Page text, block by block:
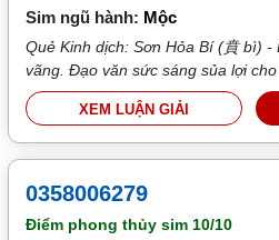
Sim ngũ hành: Mộc
Quẻ Kinh dịch: Sơn Hỏa Bí (賁 bì)
vãng. Đạo văn sức sáng sủa lợi
XEM LUẬN GIẢI
0358006279
Điểm phong thủy sim 10/10